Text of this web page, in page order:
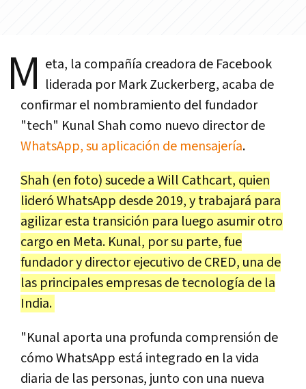
M eta, la compañía creadora de Facebook
liderada por Mark Zuckerberg, acaba de
confirmar el nombramiento del fundador
"tech" Kunal Shah como nuevo director de
WhatsApp, su aplicación de mensajería.
Shah (en foto) sucede a Will Cathcart, quien
lideró WhatsApp desde 2019, y trabajará para
agilizar esta transición para luego asumir otro
cargo en Meta. Kunal, por su parte, fue
fundador y director ejecutivo de CRED, una de
las principales empresas de tecnología de la
India.
"Kunal aporta una profunda comprensión de
cómo WhatsApp está integrado en la vida
diaria de las personas, junto con una nueva